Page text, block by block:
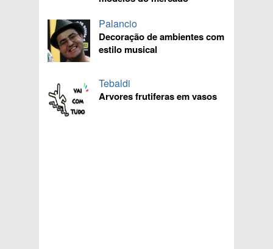
Palancio
Decoração de ambientes com
estilo musical
Tebaldi
Arvores frutiferas em vasos